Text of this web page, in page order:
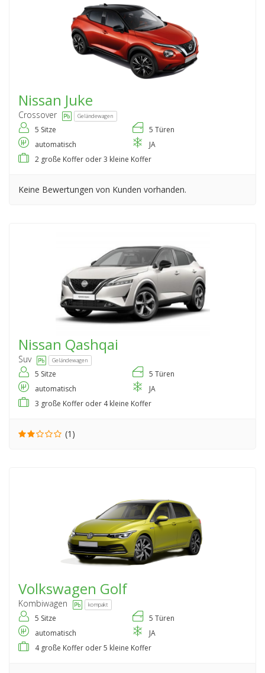
Nissan Juke
Crossover Geländewagen
5 Sitze
5 Türen
automatisch
JA
2 große Koffer oder 3 kleine Koffer
Keine Bewertungen von Kunden vorhanden.
Nissan Qashqai
Suv Geländewagen
5 Sitze
5 Türen
automatisch
JA
3 große Koffer oder 4 kleine Koffer
(1)
Volkswagen Golf
Kombiwagen kompakt
5 Sitze
5 Türen
automatisch
JA
4 große Koffer oder 5 kleine Koffer